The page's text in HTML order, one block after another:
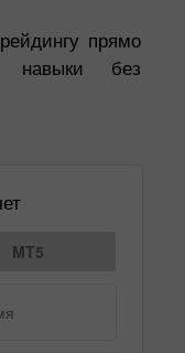
прямо
навыки без
MT5